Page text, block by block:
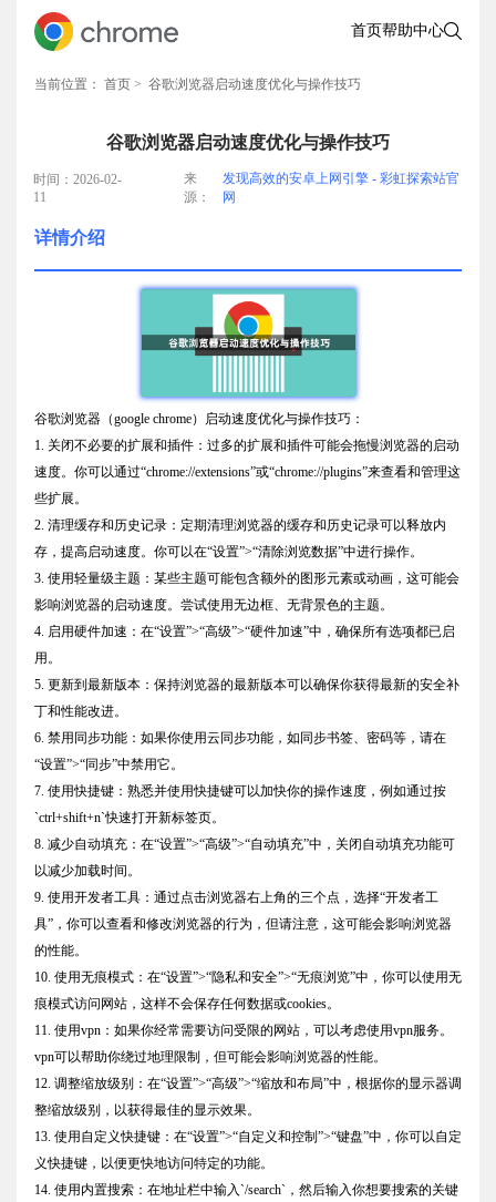
首页帮助中心
当前位置： 首页 > 谷歌浏览器启动速度优化与操作技巧
谷歌浏览器启动速度优化与操作技巧
时间：2026-02-
11
来
源：
发现高效的安卓上网引擎 - 彩虹探索站官
网
详情介绍
谷歌浏览器（google chrome）启动速度优化与操作技巧：
1. 关闭不必要的扩展和插件：过多的扩展和插件可能会拖慢浏览器的启动
速度。你可以通过“chrome://extensions”或“chrome://plugins”来查看和管理这
些扩展。
2. 清理缓存和历史记录：定期清理浏览器的缓存和历史记录可以释放内
存，提高启动速度。你可以在“设置”>“清除浏览数据”中进行操作。
3. 使用轻量级主题：某些主题可能包含额外的图形元素或动画，这可能会
影响浏览器的启动速度。尝试使用无边框、无背景色的主题。
4. 启用硬件加速：在“设置”>“高级”>“硬件加速”中，确保所有选项都已启
用。
5. 更新到最新版本：保持浏览器的最新版本可以确保你获得最新的安全补
丁和性能改进。
6. 禁用同步功能：如果你使用云同步功能，如同步书签、密码等，请在
“设置”>“同步”中禁用它。
7. 使用快捷键：熟悉并使用快捷键可以加快你的操作速度，例如通过按
`ctrl+shift+n`快速打开新标签页。
8. 减少自动填充：在“设置”>“高级”>“自动填充”中，关闭自动填充功能可
以减少加载时间。
9. 使用开发者工具：通过点击浏览器右上角的三个点，选择“开发者工
具”，你可以查看和修改浏览器的行为，但请注意，这可能会影响浏览器
的性能。
10. 使用无痕模式：在“设置”>“隐私和安全”>“无痕浏览”中，你可以使用无
痕模式访问网站，这样不会保存任何数据或cookies。
11. 使用vpn：如果你经常需要访问受限的网站，可以考虑使用vpn服务。
vpn可以帮助你绕过地理限制，但可能会影响浏览器的性能。
12. 调整缩放级别：在“设置”>“高级”>“缩放和布局”中，根据你的显示器调
整缩放级别，以获得最佳的显示效果。
13. 使用自定义快捷键：在“设置”>“自定义和控制”>“键盘”中，你可以自定
义快捷键，以便更快地访问特定的功能。
14. 使用内置搜索：在地址栏中输入`/search`，然后输入你想要搜索的关键